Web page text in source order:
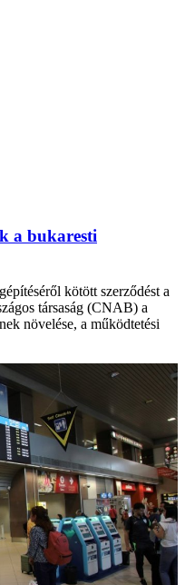
a bukaresti
kötött szerződést a
társaság (CNAB) a
növelése, a működtetési